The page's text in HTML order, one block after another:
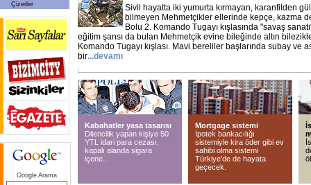
Çizerler
Google Arama
Sivil hayatta iki yumurta kırmayan, karanfilden
bilmeyen Mehmetçikler ellerinde kepçe, kazma
Bolu 2. Komando Tugayı kışlasında "savaş
eğitim şansı da bulan Mehmetçik evine bileğinde altın
Komando Tugayı kışlası. Mavi bereliler başlarında subay ve
bir...devamı
Kabahatler yasa tasarısı
Dilencilik yapan kişiye 50
YTL idari para cezası,
kapalı alanda sigara
içene...
Mortgage sistemi
İpotek bankacılığı
sistemiyle kira öder gibi ev
sahibi olma sistemi
Türkiye'de de hayata
geçecek.